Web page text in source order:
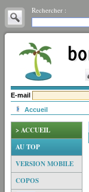
Rechercher :
E-mail
Accueil
> ACCUEIL
AU TOP
VERSION MOBILE
COPOS